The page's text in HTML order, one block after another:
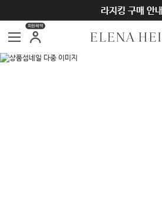
라지킹 구매 안내
회원혜택